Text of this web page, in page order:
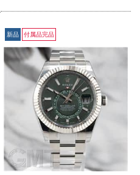
新品 付属品完品